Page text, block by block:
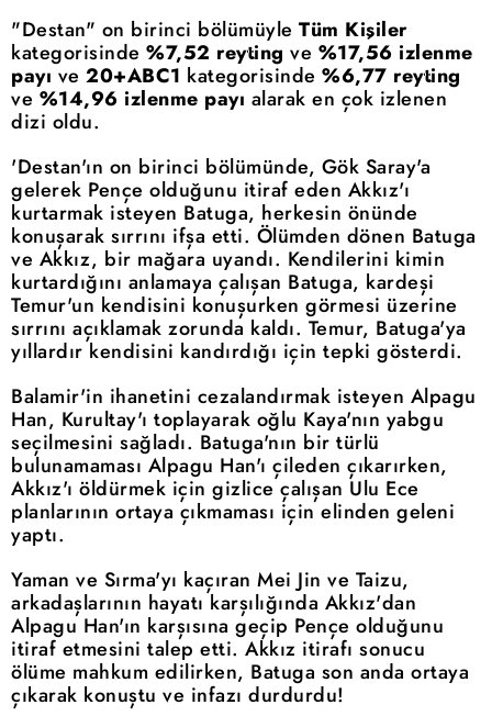
"Destan" on birinci bölümüyle Tüm Kişiler
kategorisinde %7,52 reyting ve %17,56 izlenme
payı ve 20+ABC1 kategorisinde %6,77 reyting
ve %14,96 izlenme payı alarak en çok izlenen
dizi oldu.
'Destan'ın on birinci bölümünde, Gök Saray'a
gelerek Pençe olduğunu itiraf eden Akkız'ı
kurtarmak isteyen Batuga, herkesin önünde
konuşarak sırrını ifşa etti. Ölümden dönen Batuga
ve Akkız, bir mağara uyandı. Kendilerini kimin
kurtardığını anlamaya çalışan Batuga, kardeşi
Temur'un kendisini konuşurken görmesi üzerine
sırrını açıklamak zorunda kaldı. Temur, Batuga'ya
yıllardır kendisini kandırdığı için tepki gösterdi.
Balamir'in ihanetini cezalandırmak isteyen Alpagu
Han, Kurultay'ı toplayarak oğlu Kaya'nın yabgu
seçilmesini sağladı. Batuga'nın bir türlü
bulunamaması Alpagu Han'ı çileden çıkarırken,
Akkız'ı öldürmek için gizlice çalışan Ulu Ece
planlarının ortaya çıkmaması için elinden geleni
yaptı.
Yaman ve Sırma'yı kaçıran Mei Jin ve Taizu,
arkadaşlarının hayatı karşılığında Akkız'dan
Alpagu Han'ın karşısına geçip Pençe olduğunu
itiraf etmesini talep etti. Akkız itirafı sonucu
ölüme mahkum edilirken, Batuga son anda ortaya
çıkarak konuştu ve infazı durdurdu!